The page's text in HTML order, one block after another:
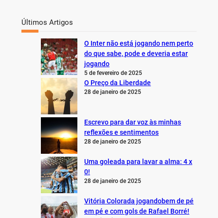
Últimos Artigos
O Inter não está jogando nem perto
do que sabe, pode e deveria estar
jogando
5 de fevereiro de 2025
O Preço da Liberdade
28 de janeiro de 2025
Escrevo para dar voz às minhas
reflexões e sentimentos
28 de janeiro de 2025
Uma goleada para lavar a alma: 4 x
0!
28 de janeiro de 2025
Vitória Colorada jogandobem de pé
em pé e com gols de Rafael Borré!